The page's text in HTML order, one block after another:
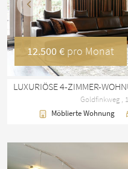
Vorherige
12.500 € pro Monat
Goldfinkweg ,
Möblierte Wohnung